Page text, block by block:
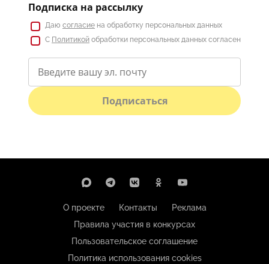
Подписка на рассылку
Даю согласие на обработку персональных данных
С Политикой обработки персональных данных согласен
Подписаться
О проекте Контакты
Реклама
Правила участия в конкурсах
Пользовательское соглашение
Политика использования cookies